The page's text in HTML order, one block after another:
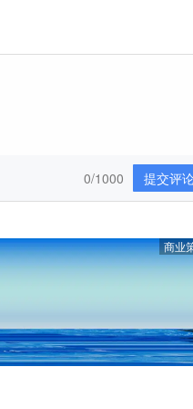
提交评
0/1000
商业